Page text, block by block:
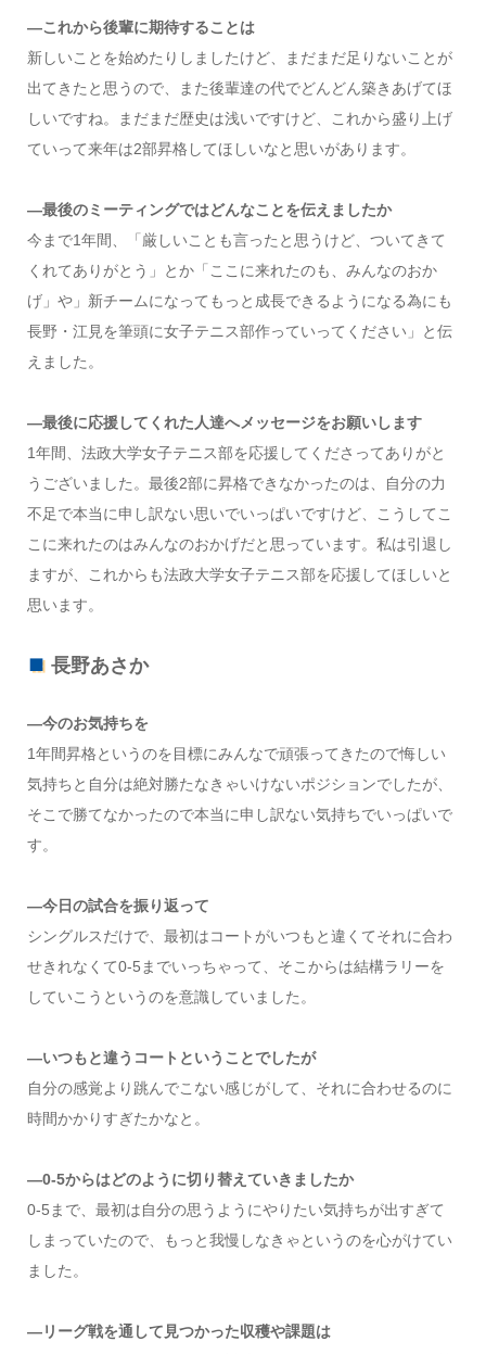
―これから後輩に期待することは
新しいことを始めたりしましたけど、まだまだ足りないことが
出てきたと思うので、また後輩達の代でどんどん築きあげてほ
しいですね。まだまだ歴史は浅いですけど、これから盛り上げ
ていって来年は2部昇格してほしいなと思いがあります。
―最後のミーティングではどんなことを伝えましたか
今まで1年間、「厳しいことも言ったと思うけど、ついてきて
くれてありがとう」とか「ここに来れたのも、みんなのおか
げ」や」新チームになってもっと成長できるようになる為にも
長野・江見を筆頭に女子テニス部作っていってください」と伝
えました。
―最後に応援してくれた人達へメッセージをお願いします
1年間、法政大学女子テニス部を応援してくださってありがと
うございました。最後2部に昇格できなかったのは、自分の力
不足で本当に申し訳ない思いでいっぱいですけど、こうしてこ
こに来れたのはみんなのおかげだと思っています。私は引退し
ますが、これからも法政大学女子テニス部を応援してほしいと
思います。
長野あさか
―今のお気持ちを
1年間昇格というのを目標にみんなで頑張ってきたので悔しい
気持ちと自分は絶対勝たなきゃいけないポジションでしたが、
そこで勝てなかったので本当に申し訳ない気持ちでいっぱいで
す。
―今日の試合を振り返って
シングルスだけで、最初はコートがいつもと違くてそれに合わ
せきれなくて0-5までいっちゃって、そこからは結構ラリーを
していこうというのを意識していました。
―いつもと違うコートということでしたが
自分の感覚より跳んでこない感じがして、それに合わせるのに
時間かかりすぎたかなと。
―0-5からはどのように切り替えていきましたか
0-5まで、最初は自分の思うようにやりたい気持ちが出すぎて
しまっていたので、もっと我慢しなきゃというのを心がけてい
ました。
―リーグ戦を通して見つかった収穫や課題は